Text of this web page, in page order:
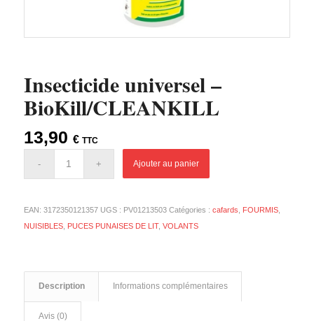
Insecticide universel –
BioKill/CLEANKILL
13,90 € TTC
Ajouter au panier
EAN: 3172350121357 UGS : PV01213503 Catégories : cafards FOURMIS,
NUISIBLES, PUCES PUNAISES DE LIT, VOLANTS
Description Informations complémentaires
Avis (0)